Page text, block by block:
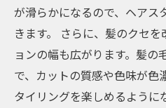
が滑らかになるので、ヘアス
きます。 さらに、髪のクセ
ョンの幅も広がります。髪の
で、カットの質感や色味が色
タイリングを楽しめるように